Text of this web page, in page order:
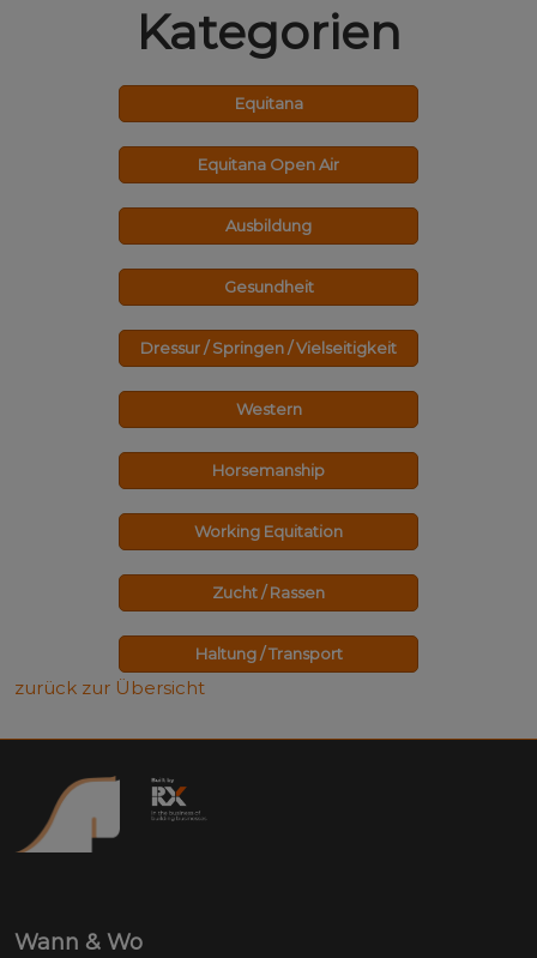
Kategorien
Equitana
Equitana Open Air
Ausbildung
Gesundheit
Dressur / Springen / Vielseitigkeit
Western
Horsemanship
Working Equitation
Zucht / Rassen
Haltung / Transport
zurück zur Übersicht
Wann & Wo